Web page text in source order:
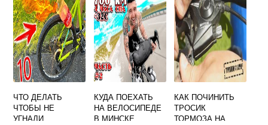
ЧТО ДЕЛАТЬ
ЧТОБЫ НЕ
УГНАЛИ
КУДА ПОЕХАТЬ
НА ВЕЛОСИПЕДЕ
В МИНСКЕ
КАК ПОЧИНИТЬ
ТРОСИК
ТОРМОЗА НА